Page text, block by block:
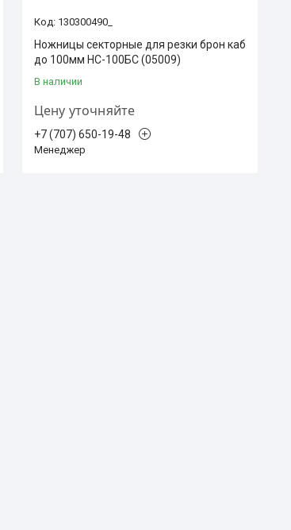
130300490_
Ножницы секторные для резки брон каб
до 100мм НС-100БС (05009)
В наличии
Цену уточняйте
+7 (707) 650-19-48
Менеджер